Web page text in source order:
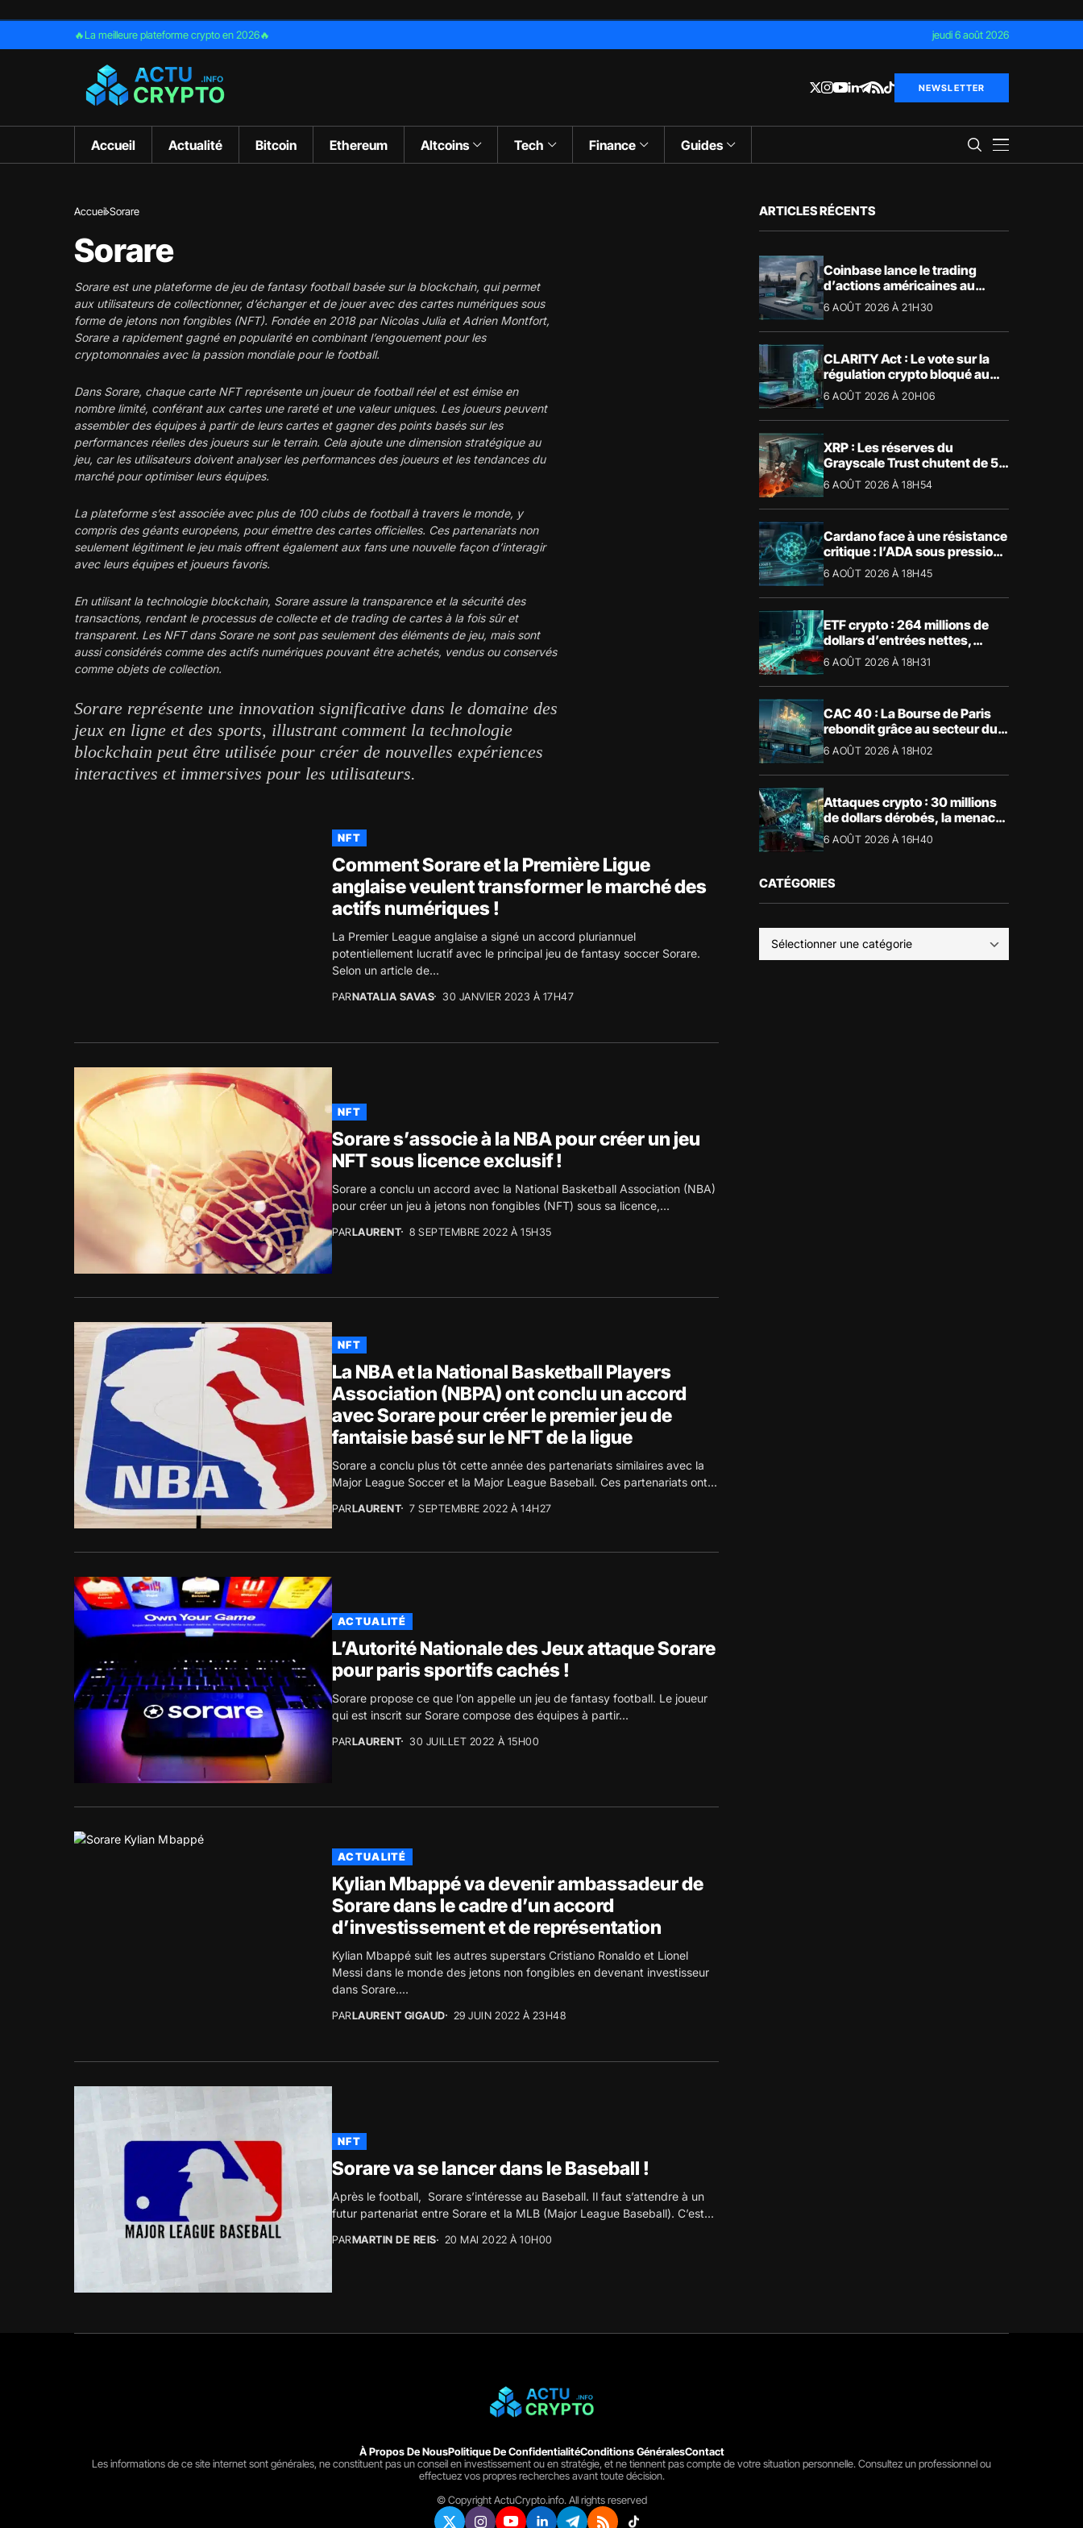
🔥La meilleure plateforme crypto en 2026🔥 jeudi 6 août 2026
NEWSLETTER
Accueil Actualité Bitcoin Ethereum Altcoins Tech Finance Guides
Accueil Sorare
Sorare
Sorare est une plateforme de jeu de fantasy football basée sur la blockchain, qui permet
aux utilisateurs de collectionner, d’échanger et de jouer avec des cartes numériques sous
forme de jetons non fongibles (NFT). Fondée en 2018 par Nicolas Julia et Adrien Montfort,
Sorare a rapidement gagné en popularité en combinant l’engouement pour les
cryptomonnaies avec la passion mondiale pour le football.
Dans Sorare, chaque carte NFT représente un joueur de football réel et est émise en
nombre limité, conférant aux cartes une rareté et une valeur uniques. Les joueurs peuvent
assembler des équipes à partir de leurs cartes et gagner des points basés sur les
performances réelles des joueurs sur le terrain. Cela ajoute une dimension stratégique au
jeu, car les utilisateurs doivent analyser les performances des joueurs et les tendances du
marché pour optimiser leurs équipes.
La plateforme s’est associée avec plus de 100 clubs de football à travers le monde, y
compris des géants européens, pour émettre des cartes officielles. Ces partenariats non
seulement légitiment le jeu mais offrent également aux fans une nouvelle façon d’interagir
avec leurs équipes et joueurs favoris.
En utilisant la technologie blockchain, Sorare assure la transparence et la sécurité des
transactions, rendant le processus de collecte et de trading de cartes à la fois sûr et
transparent. Les NFT dans Sorare ne sont pas seulement des éléments de jeu, mais sont
aussi considérés comme des actifs numériques pouvant être achetés, vendus ou conservés
comme objets de collection.
Sorare représente une innovation significative dans le domaine des
jeux en ligne et des sports, illustrant comment la technologie
blockchain peut être utilisée pour créer de nouvelles expériences
interactives et immersives pour les utilisateurs.
NFT
Comment Sorare et la Première Ligue
anglaise veulent transformer le marché des
actifs numériques !
La Premier League anglaise a signé un accord pluriannuel
potentiellement lucratif avec le principal jeu de fantasy soccer Sorare.
Selon un article de...
PARNATALIA SAVAS 30 JANVIER 2023 À 17H47
NFT
Sorare s’associe à la NBA pour créer un jeu
NFT sous licence exclusif !
Sorare a conclu un accord avec la National Basketball Association (NBA)
pour créer un jeu à jetons non fongibles (NFT) sous sa licence,...
PARLAURENT 8 SEPTEMBRE 2022 À 15H35
NFT
La NBA et la National Basketball Players
Association (NBPA) ont conclu un accord
avec Sorare pour créer le premier jeu de
fantaisie basé sur le NFT de la ligue
Sorare a conclu plus tôt cette année des partenariats similaires avec la
Major League Soccer et la Major League Baseball. Ces partenariats ont...
PARLAURENT 7 SEPTEMBRE 2022 À 14H27
ACTUALITÉ
L’Autorité Nationale des Jeux attaque Sorare
pour paris sportifs cachés !
Sorare propose ce que l’on appelle un jeu de fantasy football. Le joueur
qui est inscrit sur Sorare compose des équipes à partir...
PARLAURENT 30 JUILLET 2022 À 15H00
ACTUALITÉ
Kylian Mbappé va devenir ambassadeur de
Sorare dans le cadre d’un accord
d’investissement et de représentation
Kylian Mbappé suit les autres superstars Cristiano Ronaldo et Lionel
Messi dans le monde des jetons non fongibles en devenant investisseur
dans Sorare....
PARLAURENT GIGAUD 29 JUIN 2022 À 23H48
NFT
Sorare va se lancer dans le Baseball !
Après le football, Sorare s’intéresse au Baseball. Il faut s’attendre à un
futur partenariat entre Sorare et la MLB (Major League Baseball). C’est...
PARMARTIN DE REIS 20 MAI 2022 À 10H00
ARTICLES RÉCENTS
Coinbase lance le trading
d’actions américaines au
Royaume-Uni
6 AOÛT 2026 À 21H30
CLARITY Act : Le vote sur la
régulation crypto bloqué au
Sénat américain
6 AOÛT 2026 À 20H06
XRP : Les réserves du
Grayscale Trust chutent de 55
% suite aux rachats
6 AOÛT 2026 À 18H54
Cardano face à une résistance
critique : l’ADA sous pression
technique
6 AOÛT 2026 À 18H45
ETF crypto : 264 millions de
dollars d’entrées nettes,
Bitcoin et Ethereum dominent
6 AOÛT 2026 À 18H31
CAC 40 : La Bourse de Paris
rebondit grâce au secteur du
luxe
6 AOÛT 2026 À 18H02
Attaques crypto : 30 millions
de dollars dérobés, la menace
devient physique
6 AOÛT 2026 À 16H40
CATÉGORIES
À Propos De NousPolitique De ConfidentialitéConditions GénéralesContact
Les informations de ce site internet sont générales, ne constituent pas un conseil en investissement ou en stratégie, et ne tiennent pas compte de votre situation personnelle. Consultez un professionnel ou
effectuez vos propres recherches avant toute décision.
© Copyright ActuCrypto.info. All rights reserved